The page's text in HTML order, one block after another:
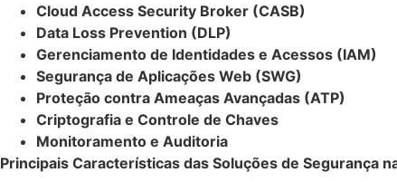
Cloud Access Security Broker (CASB)
Data Loss Prevention (DLP)
Gerenciamento de Identidades e Acessos (IAM)
Segurança de Aplicações Web (SWG)
Proteção contra Ameaças Avançadas (ATP)
Criptografia e Controle de Chaves
Monitoramento e Auditoria
Principais Características das Soluções de Segurança